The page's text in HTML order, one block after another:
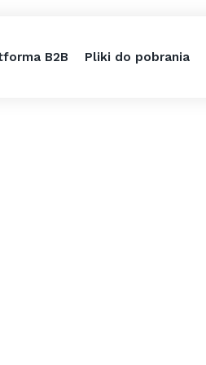
B2B Pliki do pobrania